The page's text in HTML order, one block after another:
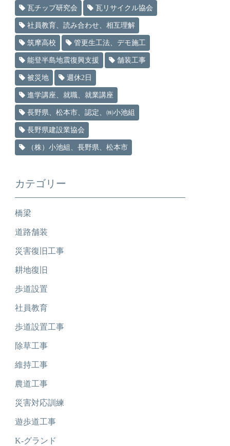
瓦チップ研究会 瓦リサイクル協会
社員教育、読み合わせ、相互理解
筑摩高校 管更生工法、デモ施工
能登半島地震復興支援 舗装工事
被災地 週休2日
進学講座、就職、就業講座
長野県、松本市、認定、㈱小池組
長野県建設業協会
（株）小池組、長野県、松本市
カテゴリー
橋梁
道路舗装
災害復旧工事
耕地復旧
歩道設置
社員教育
歩道設置工事
除草工事
維持工事
農道工事
災害対応訓練
遊歩道工事
K-グランド